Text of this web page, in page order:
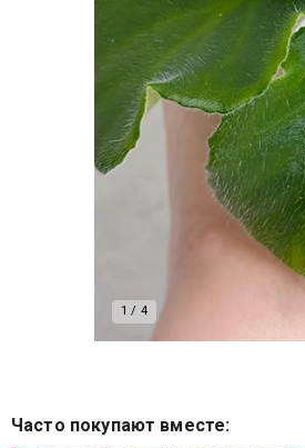
1 / 4
Часто покупают вместе: